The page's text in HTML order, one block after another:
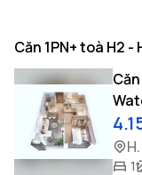
Căn 1PN+ toà H2
1